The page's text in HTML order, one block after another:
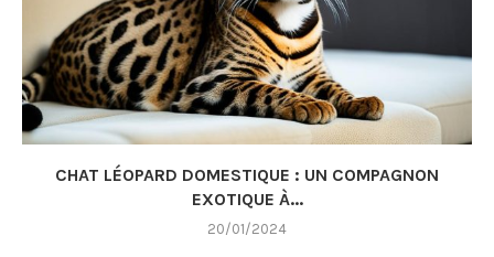
CHAT LÉOPARD DOMESTIQUE : UN COMPAGNON
EXOTIQUE À...
20/01/2024